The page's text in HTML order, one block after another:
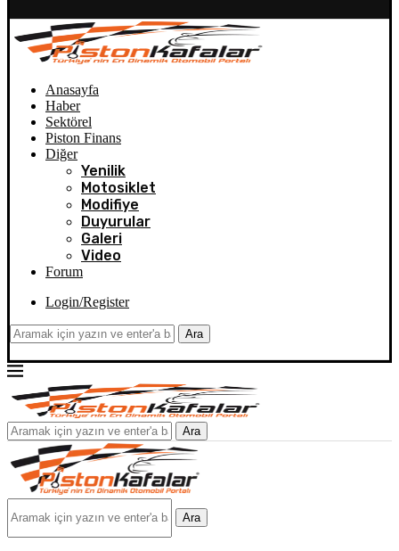
Anasayfa
Haber
Sektörel
Piston Finans
Diğer
Yenilik
Motosiklet
Modifiye
Duyurular
Galeri
Video
Forum
Login/Register
Ara
Ara
Ara